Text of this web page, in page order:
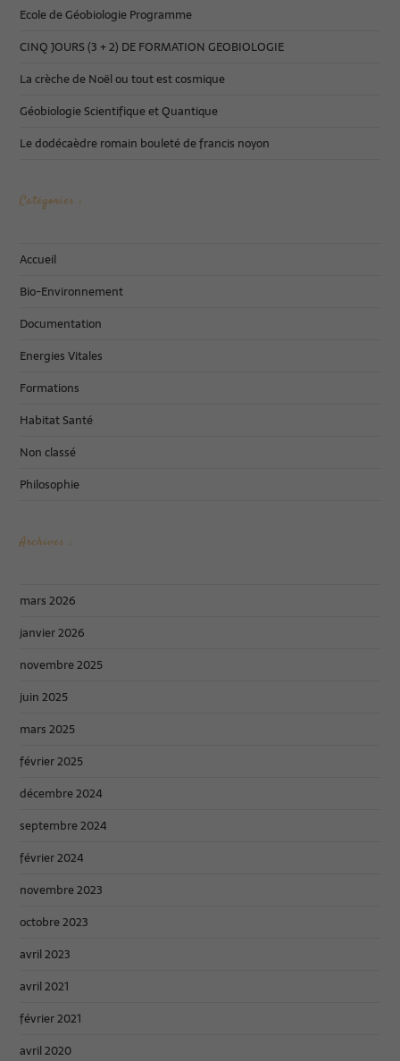
Ecole de Géobiologie Programme
CINQ JOURS (3 + 2) DE FORMATION GEOBIOLOGIE
La crèche de Noël ou tout est cosmique
Géobiologie Scientifique et Quantique
Le dodécaèdre romain bouleté de francis noyon
Catégories :
Accueil
Bio-Environnement
Documentation
Energies Vitales
Formations
Habitat Santé
Non classé
Philosophie
Archives :
mars 2026
janvier 2026
novembre 2025
juin 2025
mars 2025
février 2025
décembre 2024
septembre 2024
février 2024
novembre 2023
octobre 2023
avril 2023
avril 2021
février 2021
avril 2020